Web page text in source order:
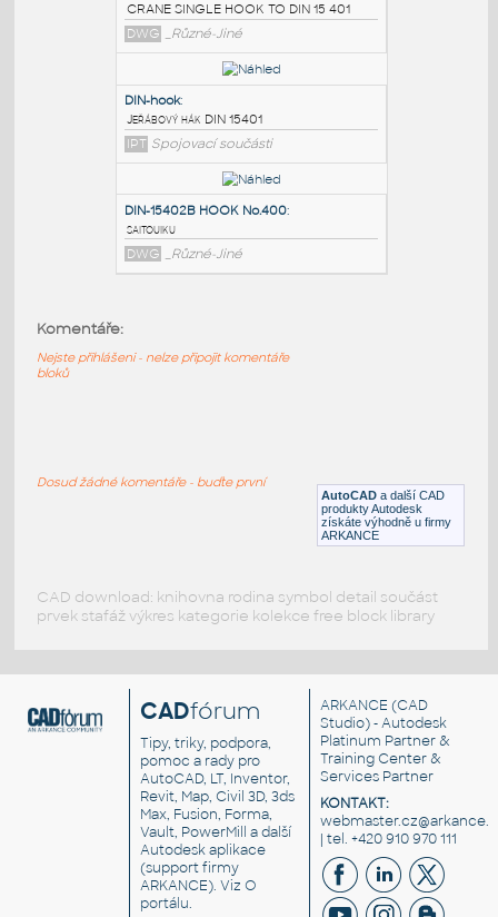
Hooks:
DIN háky jeřábové
DWG
HOOK_SINGLE_DIN_15_401
CRANE SINGLE HOOK TO DIN 15 401
DWG
IPT Spojovací součásti
DWG _Různé-Jiné AutoCAD a další CAD
produkty Autodesk
získáte výhodně u firmy
ARKANCE
Komentáře:
Nejste přihlášeni - nelze připojit komentáře
bloků
Dosud žádné komentáře - buďte první
CAD download: knihovna rodina symbol detail součást
prvek stafáž výkres kategorie kolekce free block library
CADfórum
Tipy, triky, podpora,
pomoc a rady pro
AutoCAD, LT, Inventor,
Revit, Map, Civil 3D, 3ds
Max, Fusion, Forma,
Vault, PowerMill a další
Autodesk aplikace
(support firmy
ARKANCE). VizO
portálu.
ARKANCE (CAD
Studio) - Autodesk
Platinum Partner &
Training Center &
Services Partner
KONTAKT:
| tel. +420 910 970 111